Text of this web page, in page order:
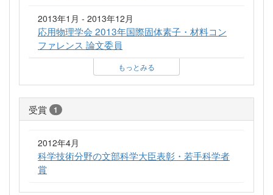
2013年1月 - 2013年12月
応用物理学会 2013年国際固体素子・材料コン
ファレンス 論文委員
もっとみる
受賞 1
2012年4月
科学技術分野の文部科学大臣表彰・若手科学者
賞